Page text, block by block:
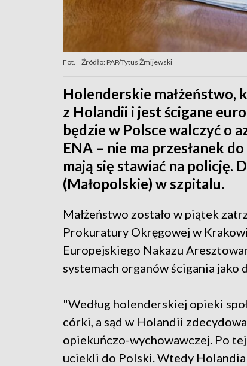
Fot. Źródło: PAP/Tytus Żmijewski
Holenderskie małżeństwo,
z Holandii i jest ścigane
będzie w Polsce walczyć o
ENA – nie ma przesłanek
mają się stawiać na policję.
(Małopolskie) w szpitalu.
Małżeństwo zostało w piątek
Prokuratury Okręgowej w
Europejskiego Nakazu
systemach organów ścigania jako
"Według holenderskiej opieki
córki, a sąd w Holandii
opiekuńczo-wychowawczej. Po
uciekli do Polski. Wtedy Holandia